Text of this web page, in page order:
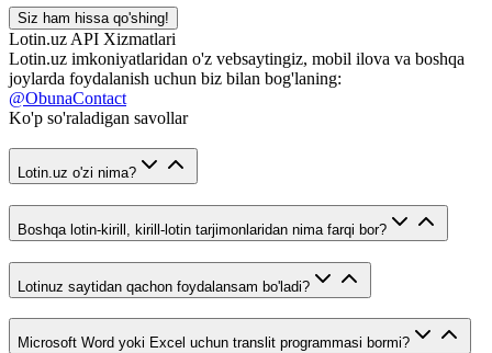
Siz ham hissa qo'shing!
Lotin.uz API Xizmatlari
Lotin.uz imkoniyatlaridan o'z vebsaytingiz, mobil ilova va boshqa
joylarda foydalanish uchun biz bilan bog'laning:
@ObunaContact
Ko'p so'raladigan savollar
Lotin.uz o'zi nima?
Boshqa lotin-kirill, kirill-lotin tarjimonlaridan nima farqi bor?
Lotinuz saytidan qachon foydalansam bo'ladi?
Microsoft Word yoki Excel uchun translit programmasi bormi?